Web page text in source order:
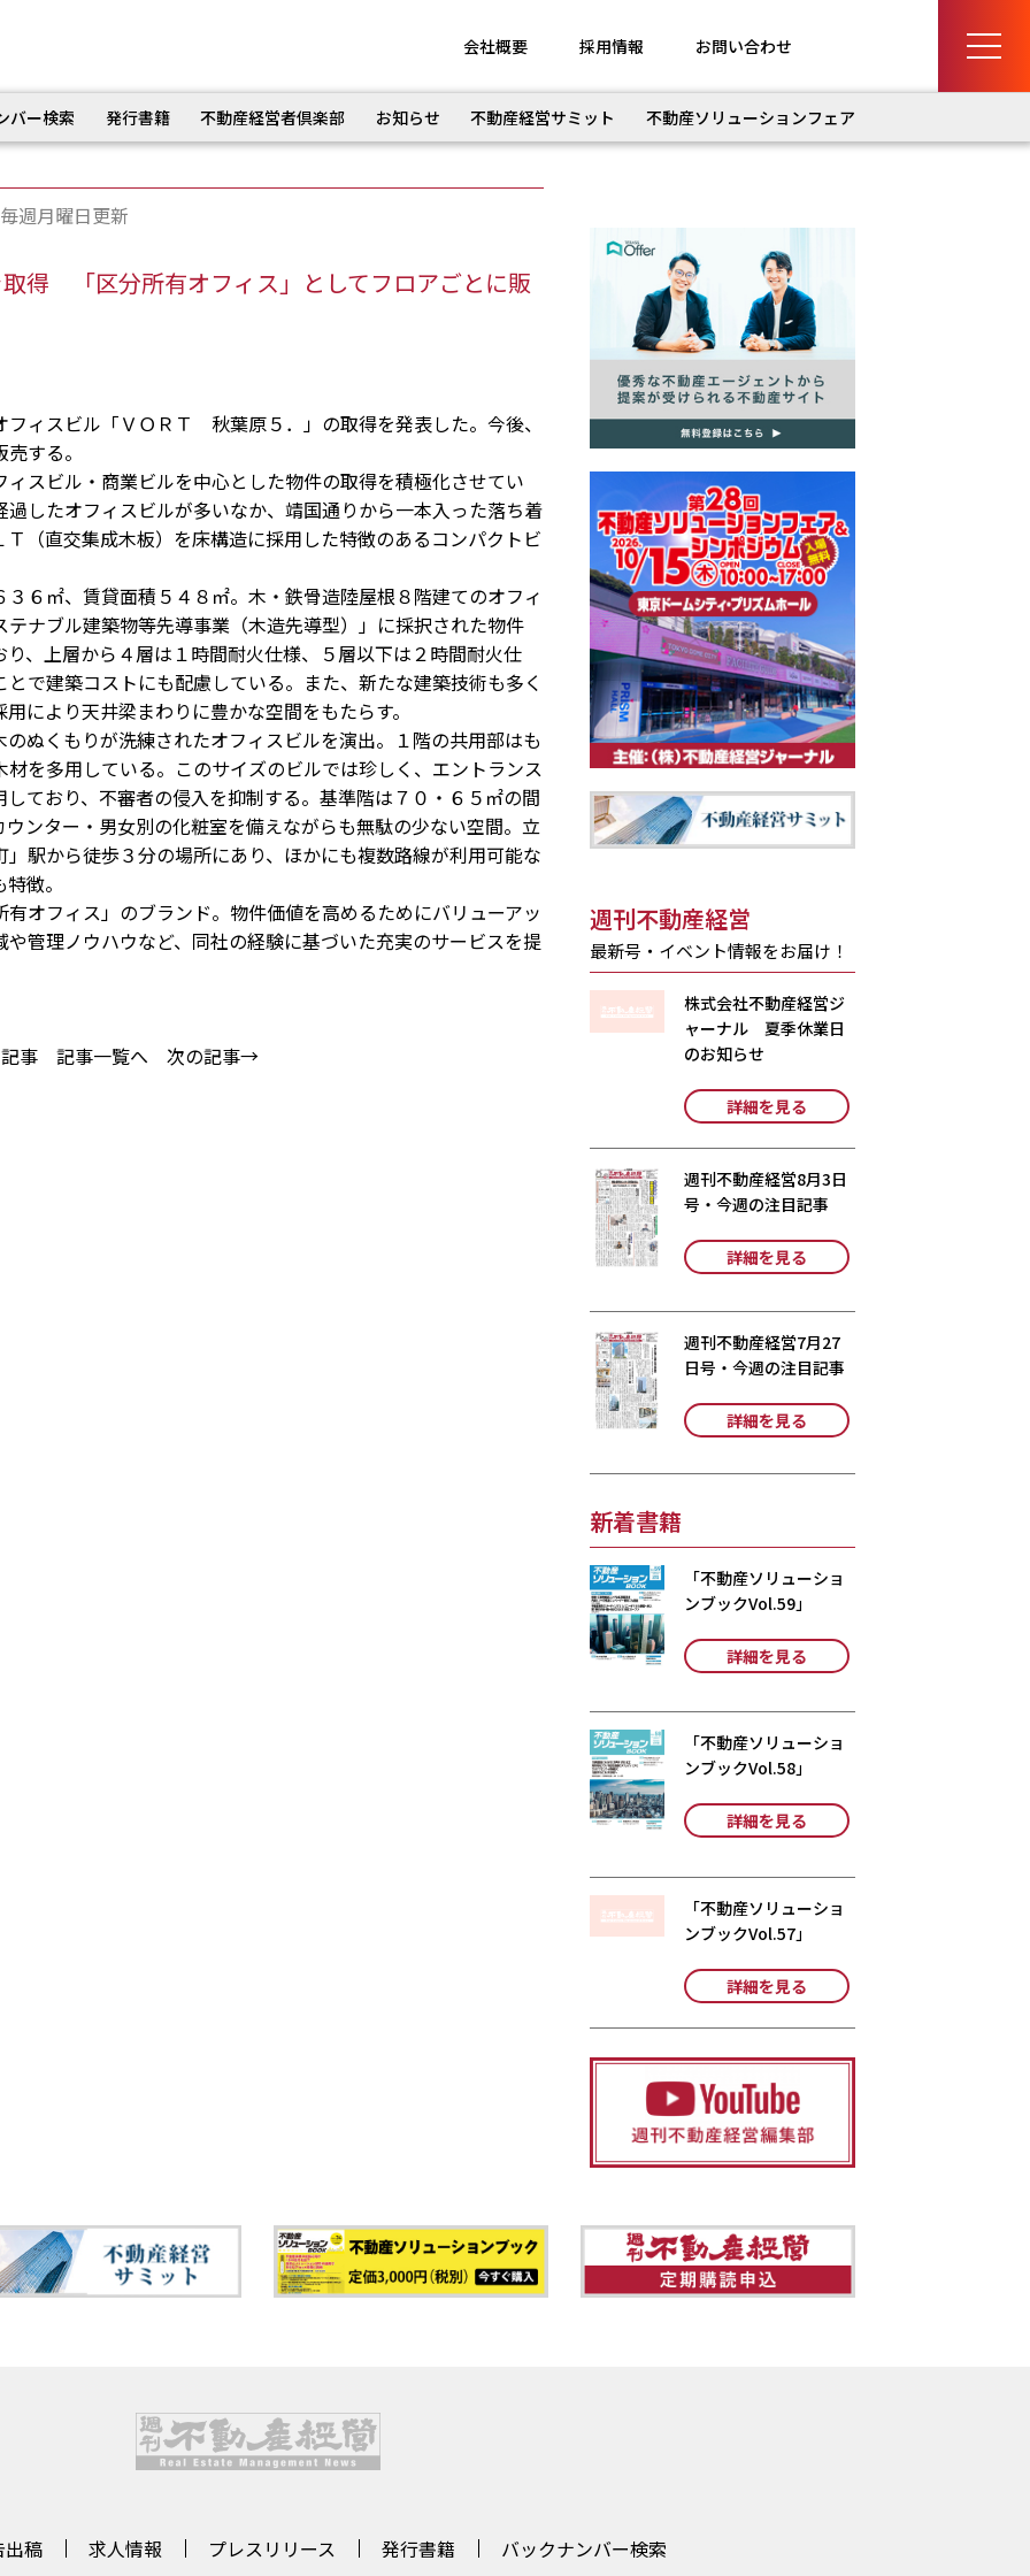
会社概要 採用情報 お問い合わせ
バー検索 発行書籍 不動産経営者倶楽部 お知らせ 不動産経営サミット 不動産ソリューションフェア
毎週月曜日更新
得 「区分所有オフィス」としてフロアごとに販
ィスビル「ＶＯＲＴ 秋葉原５．」の取得を発表した。今後、
する。
スビル・商業ビルを中心とした物件の取得を積極化させてい
したオフィスビルが多いなか、靖国通りから一本入った落ち着
（直交集成木板）を床構造に採用した特徴のあるコンパクトビ
６㎡、賃貸面積５４８㎡。木・鉄骨造陸屋根８階建てのオフィ
ナブル建築物等先導事業（木造先導型）」に採択された物件
、上層から４層は１時間耐火仕様、５層以下は２時間耐火仕
で建築コストにも配慮している。また、新たな建築技術も多く
により天井梁まわりに豊かな空間をもたらす。
ぬくもりが洗練されたオフィスビルを演出。１階の共用部はも
を多用している。このサイズのビルでは珍しく、エントランス
ており、不審者の侵入を抑制する。基準階は７０・６５㎡の間
ンター・男女別の化粧室を備えながらも無駄の少ない空間。立
駅から徒歩３分の場所にあり、ほかにも複数路線が利用可能な
徴。
オフィス」のブランド。物件価値を高めるためにバリューアッ
管理ノウハウなど、同社の経験に基づいた充実のサービスを提
事 記事一覧へ 次の記事→
週刊不動産経営
最新号・イベント情報をお届け！
株式会社不動産経営ジ
ャーナル 夏季休業日
のお知らせ
詳細を見る
週刊不動産経営8月3日
号・今週の注目記事
詳細を見る
週刊不動産経営7月27
日号・今週の注目記事
詳細を見る
新着書籍
「不動産ソリューショ
ンブックVol.59」
詳細を見る
「不動産ソリューショ
ンブックVol.58」
詳細を見る
「不動産ソリューショ
ンブックVol.57」
詳細を見る
稿 求人情報 プレスリリース 発行書籍 バックナンバー検索